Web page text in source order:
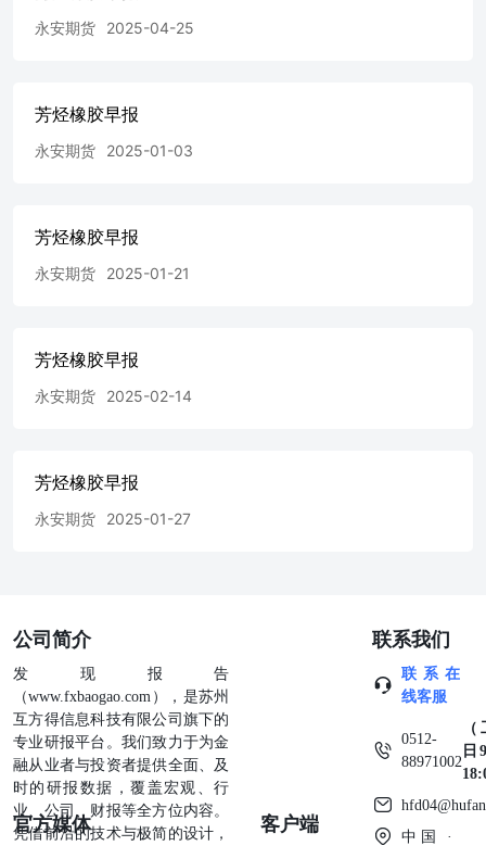
永安期货 2025-04-25
芳烃橡胶早报
永安期货 2025-01-03
芳烃橡胶早报
永安期货 2025-01-21
芳烃橡胶早报
永安期货 2025-02-14
芳烃橡胶早报
永安期货 2025-01-27
公司简介
发现报告
（www.fxbaogao.com），是苏州
互方得信息科技有限公司旗下的
专业研报平台。我们致力于为金
融从业者与投资者提供全面、及
时的研报数据，覆盖宏观、行
业、公司、财报等全方位内容。
凭借前沿的技术与极简的设计，
官方媒体 客户端
联系我们
联系在
线客服
0512-
88971002
日
中国 ·